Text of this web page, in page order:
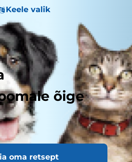
Keele valik
õige
oma retsept